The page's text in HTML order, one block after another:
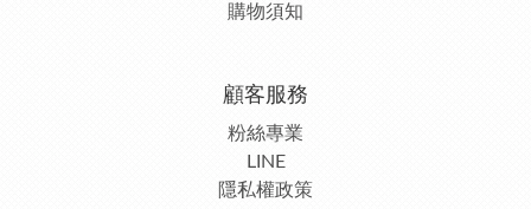
購物須知
顧客服務
粉絲專業
LINE
隱私權政策